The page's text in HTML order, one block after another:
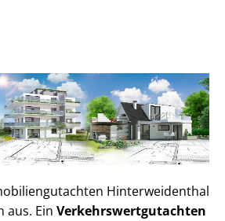
Hin­ter­wei­den­thal
aus. Ein Ver­kehrs­wert­gut­ach­ten